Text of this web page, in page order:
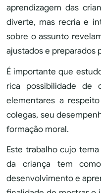
aprendizagem das
diverte, mas recria e
sobre o assunto
ajustados e preparados
É importante que
rica possibilidade de
elementares a
colegas, seu
formação moral.
Este trabalho cujo
da criança tem
desenvolvimento e